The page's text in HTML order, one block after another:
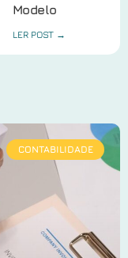
Modelo
LER POST →
CONTABILIDADE